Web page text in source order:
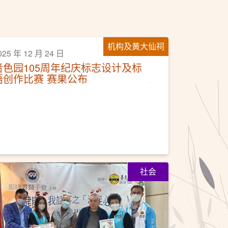
机构及黄大仙祠
年 12 月 24 日
色园105周年纪庆标志设计及标
创作比赛 赛果公布
社会